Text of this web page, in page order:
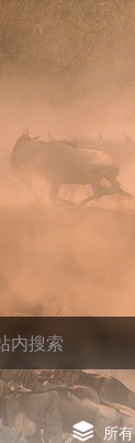
所有